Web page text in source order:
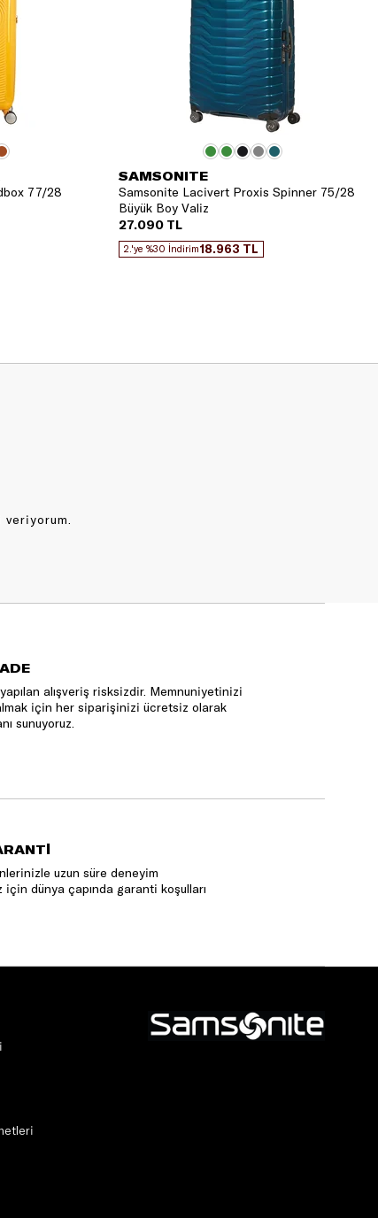
77/28
SAMSONITE
Samsonite Lacivert Proxis Spinner 75/28
Büyük Boy Valiz
27.090 TL
2.'ye %30 İndirim18.963 TL
alışveriş risksizdir. Memnuniyetinizi
için her siparişinizi ücretsiz olarak
sunuyoruz.
uzun süre deneyim
dünya çapında garanti koşulları